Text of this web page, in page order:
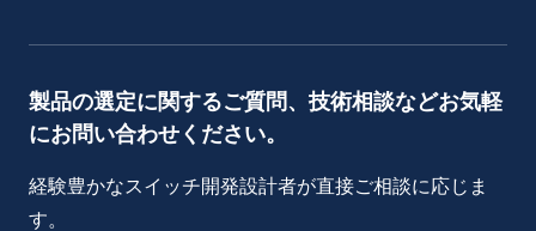
製品の選定に関するご質問、技術相談などお気軽
にお問い合わせください。
経験豊かなスイッチ開発設計者が直接ご相談に応じま
す。